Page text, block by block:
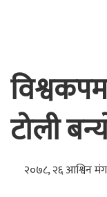
टोली
२०७८, २६ आश्विन